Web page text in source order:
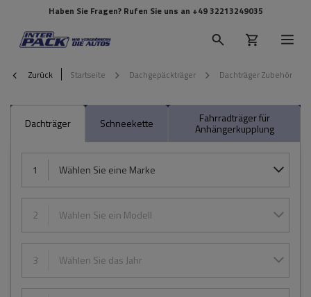
Haben Sie Fragen? Rufen Sie uns an +49 32213249035
Zurück Startseite Dachgepäckträger Dachträger Zubehör
Dachträger Schneekette Fahrradträger für
Anhängerkupplung
1 Wählen Sie eine Marke
2 Wählen Sie ein Modell
3 Wählen Sie das Jahr